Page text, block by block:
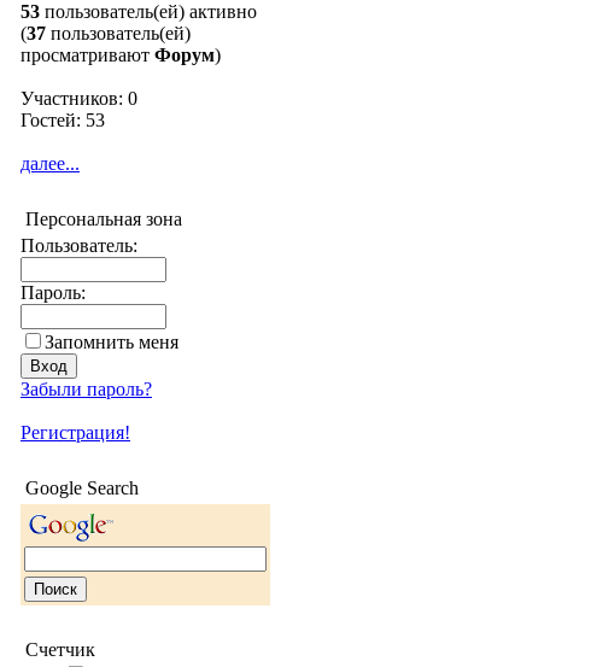
53 пользователь(ей) активно
(37 пользователь(ей)
просматривают Форум)
Участников: 0
Гостей: 53
далее...
Персональная зона
Пользователь:
Пароль:
Запомнить меня
Забыли пароль?
Регистрация!
Google Search
Счетчик